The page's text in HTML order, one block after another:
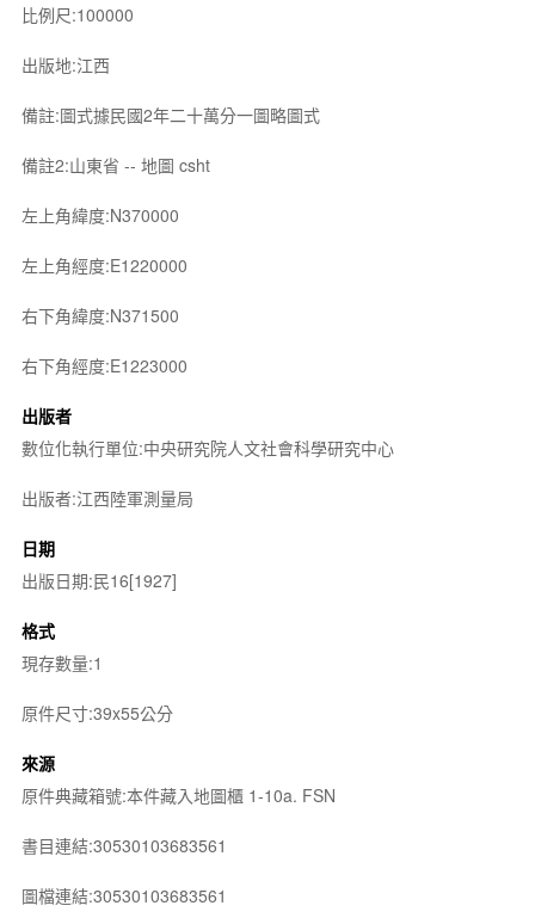
比例尺:100000
出版地:江西
備註:圖式據民國2年二十萬分一圖略圖式
備註2:山東省 -- 地圖 csht
左上角緯度:N370000
左上角經度:E1220000
右下角緯度:N371500
右下角經度:E1223000
出版者
數位化執行單位:中央研究院人文社會科學研究中心
出版者:江西陸軍測量局
日期
出版日期:民16[1927]
格式
現存數量:1
原件尺寸:39x55公分
來源
原件典藏箱號:本件藏入地圖櫃 1-10a. FSN
書目連結:30530103683561
圖檔連結:30530103683561